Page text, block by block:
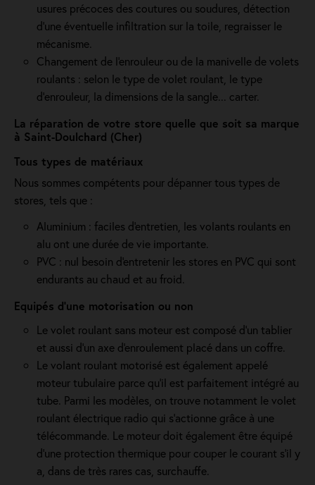
usures précoces des coutures ou soudures, détection
d'une éventuelle infiltration sur la toile, regraisser le
mécanisme.
Changement de l'enrouleur ou de la manivelle de volets
roulants : selon le type de volet roulant, le type
d’enrouleur, la dimensions de la sangle... carter.
La réparation de votre store quelle que soit sa marque
à Saint-Doulchard (Cher)
Tous types de matériaux
Nous sommes compétents pour dépanner tous types de
stores, tels que :
Aluminium : faciles d'entretien, les volants roulants en
alu ont une durée de vie importante.
PVC : nul besoin d'entretenir les stores en PVC qui sont
endurants au chaud et au froid.
Equipés d'une motorisation ou non
Le volet roulant sans moteur est composé d'un tablier
et aussi d'un axe d'enroulement placé dans un coffre.
Le volant roulant motorisé est également appelé
moteur tubulaire parce qu'il est parfaitement intégré au
tube. Parmi les modèles, on trouve notamment le volet
roulant électrique radio qui s'actionne grâce à une
télécommande. Le moteur doit également être équipé
d'une protection thermique pour couper le courant s'il y
a, dans de très rares cas, surchauffe.